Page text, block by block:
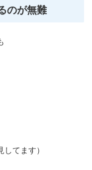
のが無難
してます）